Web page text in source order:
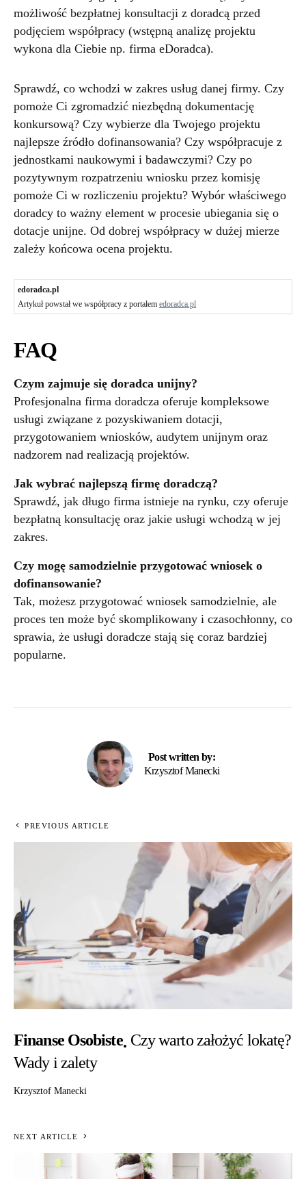
możliwość bezpłatnej konsultacji z doradcą przed
podjęciem współpracy (wstępną analizę projektu
wykona dla Ciebie np. firma eDoradca).
Sprawdź, co wchodzi w zakres usług danej firmy. Czy
pomoże Ci zgromadzić niezbędną dokumentację
konkursową? Czy wybierze dla Twojego projektu
najlepsze źródło dofinansowania? Czy współpracuje z
jednostkami naukowymi i badawczymi? Czy po
pozytywnym rozpatrzeniu wniosku przez komisję
pomoże Ci w rozliczeniu projektu? Wybór właściwego
doradcy to ważny element w procesie ubiegania się o
dotacje unijne. Od dobrej współpracy w dużej mierze
zależy końcowa ocena projektu.
edoradca.pl
Artykuł powstał we współpracy z portalem edoradca.pl
FAQ
Czym zajmuje się doradca unijny?
Profesjonalna firma doradcza oferuje kompleksowe
usługi związane z pozyskiwaniem dotacji,
przygotowaniem wniosków, audytem unijnym oraz
nadzorem nad realizacją projektów.
Jak wybrać najlepszą firmę doradczą?
Sprawdź, jak długo firma istnieje na rynku, czy oferuje
bezpłatną konsultację oraz jakie usługi wchodzą w jej
zakres.
Czy mogę samodzielnie przygotować wniosek o
dofinansowanie?
Tak, możesz przygotować wniosek samodzielnie, ale
proces ten może być skomplikowany i czasochłonny, co
sprawia, że usługi doradcze stają się coraz bardziej
popularne.
Post written by:
Krzysztof Manecki
PREVIOUS ARTICLE
Finanse Osobiste Czy warto założyć lokatę?
Wady i zalety
Krzysztof Manecki
NEXT ARTICLE